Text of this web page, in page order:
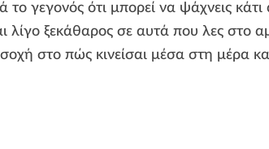
το γεγονός ότι μπορεί να ψάχνεις
λίγο ξεκάθαρος σε αυτά που λες στο
στο πώς κινείσαι μέσα στη μέρα